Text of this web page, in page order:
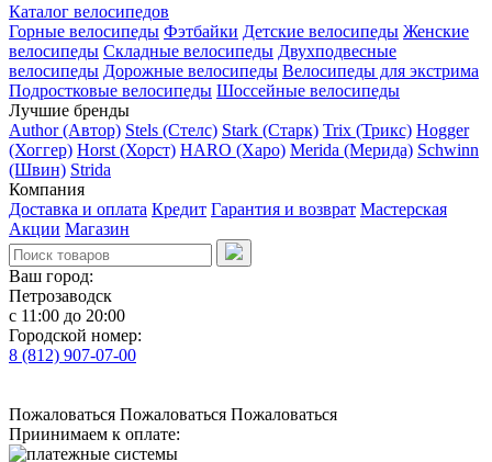
Каталог велосипедов
Горные велосипеды Фэтбайки Детские велосипеды Женские
велосипеды Складные велосипеды Двухподвесные
велосипеды Дорожные велосипеды Велосипеды для экстрима
Подростковые велосипеды Шоссейные велосипеды
Лучшие бренды
Author (Автор) Stels (Стелс) Stark (Старк) Trix (Трикс) Hogger
(Хоггер) Horst (Хорст) HARO (Харо) Merida (Мерида) Schwinn
(Швин) Strida
Компания
Доставка и оплата Кредит Гарантия и возврат Мастерская
Акции Магазин
Ваш город:
Петрозаводск
с 11:00 до 20:00
Городской номер:
8 (812) 907-07-00
Пожаловаться Пожаловаться Пожаловаться
Приинимаем к оплате: